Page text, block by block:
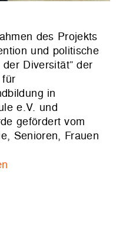
des Projekts
und politische
Diversität” der
in
e.V. und
gefördert vom
Senioren, Frauen